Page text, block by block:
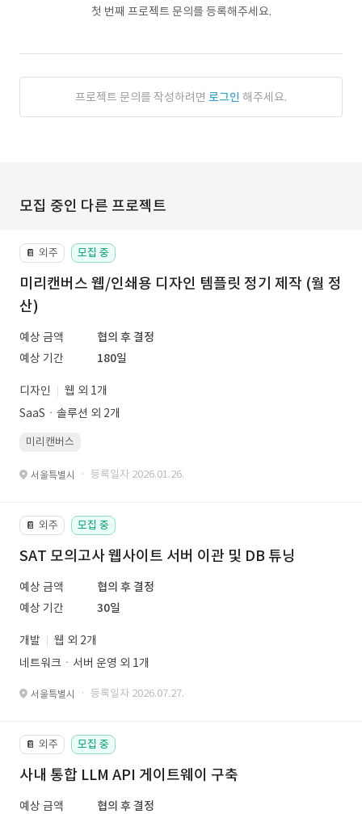
첫 번째 프로젝트 문의를 등록해주세요.
프로젝트 문의를 작성하려면 로그인 해주세요.
모집 중인 다른 프로젝트
📔 외주 모집 중
미리캔버스 웹/인쇄용 디자인 템플릿 정기 제작 (월 정
산)
예상 금액
협의 후 결정
예상 기간
180일
디자인
웹 외 1개
SaaSㆍ솔루션 외 2개
미리캔버스
서울특별시 · 등록일자 2026.01.26.
📔 외주 모집 중
SAT 모의고사 웹사이트 서버 이관 및 DB 튜닝
예상 금액
협의 후 결정
예상 기간
30일
개발
웹 외 2개
네트워크ㆍ서버 운영 외 1개
서울특별시 · 등록일자 2026.07.27.
📔 외주 모집 중
사내 통합 LLM API 게이트웨이 구축
예상 금액
협의 후 결정